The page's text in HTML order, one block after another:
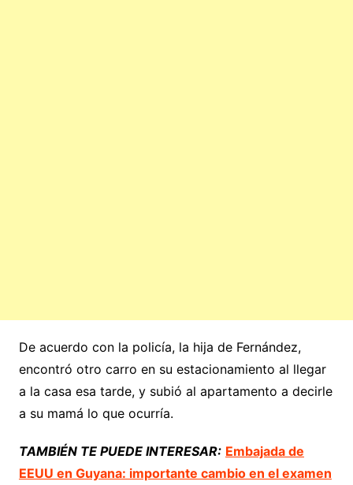
De acuerdo con la policía, la hija de Fernández,
encontró otro carro en su estacionamiento al llegar
a la casa esa tarde, y subió al apartamento a decirle
a su mamá lo que ocurría.
TAMBIÉN TE PUEDE INTERESAR: Embajada de
EEUU en Guyana: importante cambio en el examen